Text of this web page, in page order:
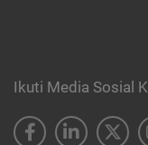
Ikuti Media Sosial